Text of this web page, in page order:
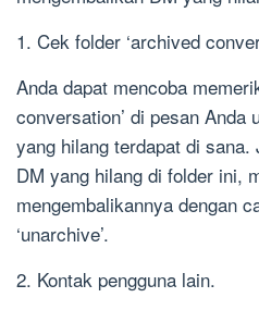
1. Cek folder ‘archived
Anda dapat mencoba
conversation’ di pesan Anda
yang hilang terdapat di
DM yang hilang di folder ini,
mengembalikannya dengan
‘unarchive’.
2. Kontak pengguna lain.